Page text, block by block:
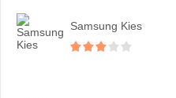
Samsung Kies